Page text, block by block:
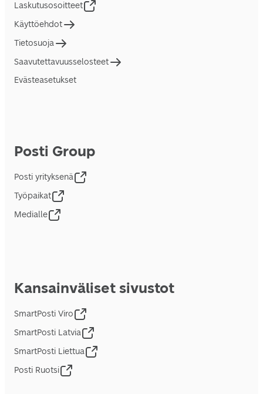
Laskutusosoitteet
Käyttöehdot
Tietosuoja
Saavutettavuusselosteet
Evästeasetukset
Posti Group
Posti yrityksenä
Työpaikat
Medialle
Kansainväliset sivustot
SmartPosti Viro
SmartPosti Latvia
SmartPosti Liettua
Posti Ruotsi